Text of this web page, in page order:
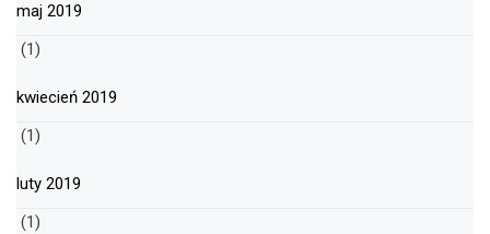
maj 2019
(1)
kwiecień 2019
(1)
luty 2019
(1)